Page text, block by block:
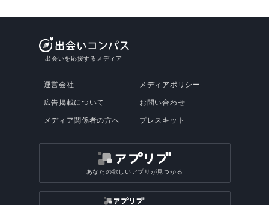
出会いを応援するメディア
運営会社
広告掲載について
メディア関係者の方へ
メディアポリシー
お問い合わせ
プレスキット
あなたの欲しいアプリが見つかる